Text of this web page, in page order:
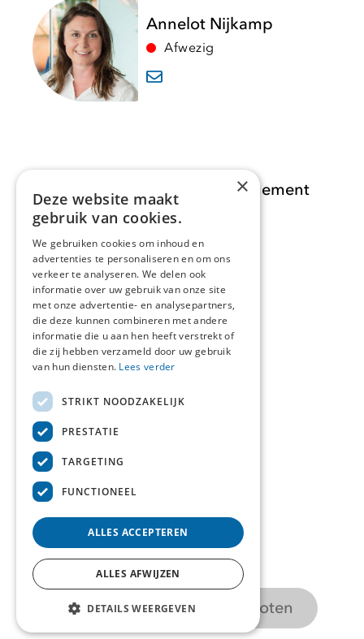
Inschrijvingen gesloten
Annelot Nijkamp
Afwezig
Opdracht Informatiemanagement
Opdrachten
Actueel
Over ons
Contact
Over deze site
Cookieverklaring
Volg ons op
© 2026 opdrachtinformatiemanagement.nl
onderdeel vanKBenP
×
Deze website maakt
gebruik van cookies.
We gebruiken cookies om inhoud en
advertenties te personaliseren en om ons
verkeer te analyseren. We delen ook
informatie over uw gebruik van onze site
met onze advertentie- en analysepartners,
die deze kunnen combineren met andere
informatie die u aan hen heeft verstrekt of
die zij hebben verzameld door uw gebruik
van hun diensten. Lees verder
STRIKT NOODZAKELIJK
PRESTATIE
TARGETING
FUNCTIONEEL
ALLES ACCEPTEREN
ALLES AFWIJZEN
DETAILS WEERGEVEN